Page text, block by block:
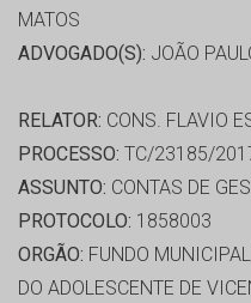
MATOS
ADVOGADO(S): JOÃO
RELATOR: CONS. FLAVIO
PROCESSO: TC/23185/
ASSUNTO: CONTAS DE
PROTOCOLO: 1858003
ORGÃO: FUNDO
DO ADOLESCENTE DE